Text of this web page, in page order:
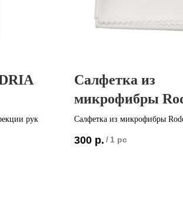
рук
Салфетка из
микрофибры
Салфетка из микрофибры
Страна-изготовитель: Германия
300 р. / 1 pc